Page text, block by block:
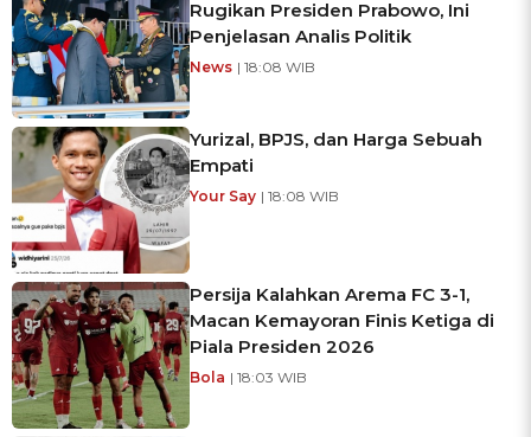
Rugikan Presiden Prabowo, Ini
Penjelasan Analis Politik
News | 18:08 WIB
Yurizal, BPJS, dan Harga Sebuah
Empati
Your Say | 18:08 WIB
Persija Kalahkan Arema FC 3-1,
Macan Kemayoran Finis Ketiga di
Piala Presiden 2026
Bola | 18:03 WIB